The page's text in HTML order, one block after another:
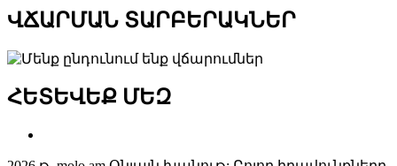
ՎՃԱՐՄԱՆ ՏԱՐԲԵՐԱԿՆԵՐ
ՀԵՏԵՎԵՔ ՄԵԶ